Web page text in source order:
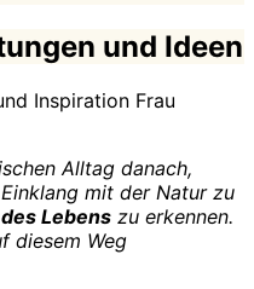
und Ideen
Alltag danach,
mit der Natur zu
Lebens zu erkennen.
diesem Weg